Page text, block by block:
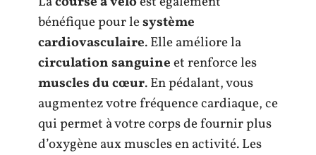
bénéfique pour lesystème
cardiovasculaire. Elle améliore la
circulation sanguineet renforce les
muscles du cœur. En pédalant, vous
augmentez votre fréquence cardiaque, ce
qui permet à votre corps de fournir plus
d’oxygène aux muscles en activité. Les